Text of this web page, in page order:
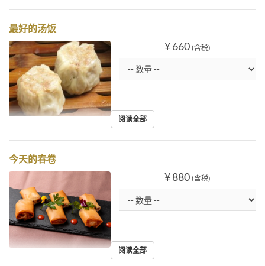
最好的汤饭
¥ 660 (含税)
阅读全部
今天的春卷
¥ 880 (含税)
阅读全部